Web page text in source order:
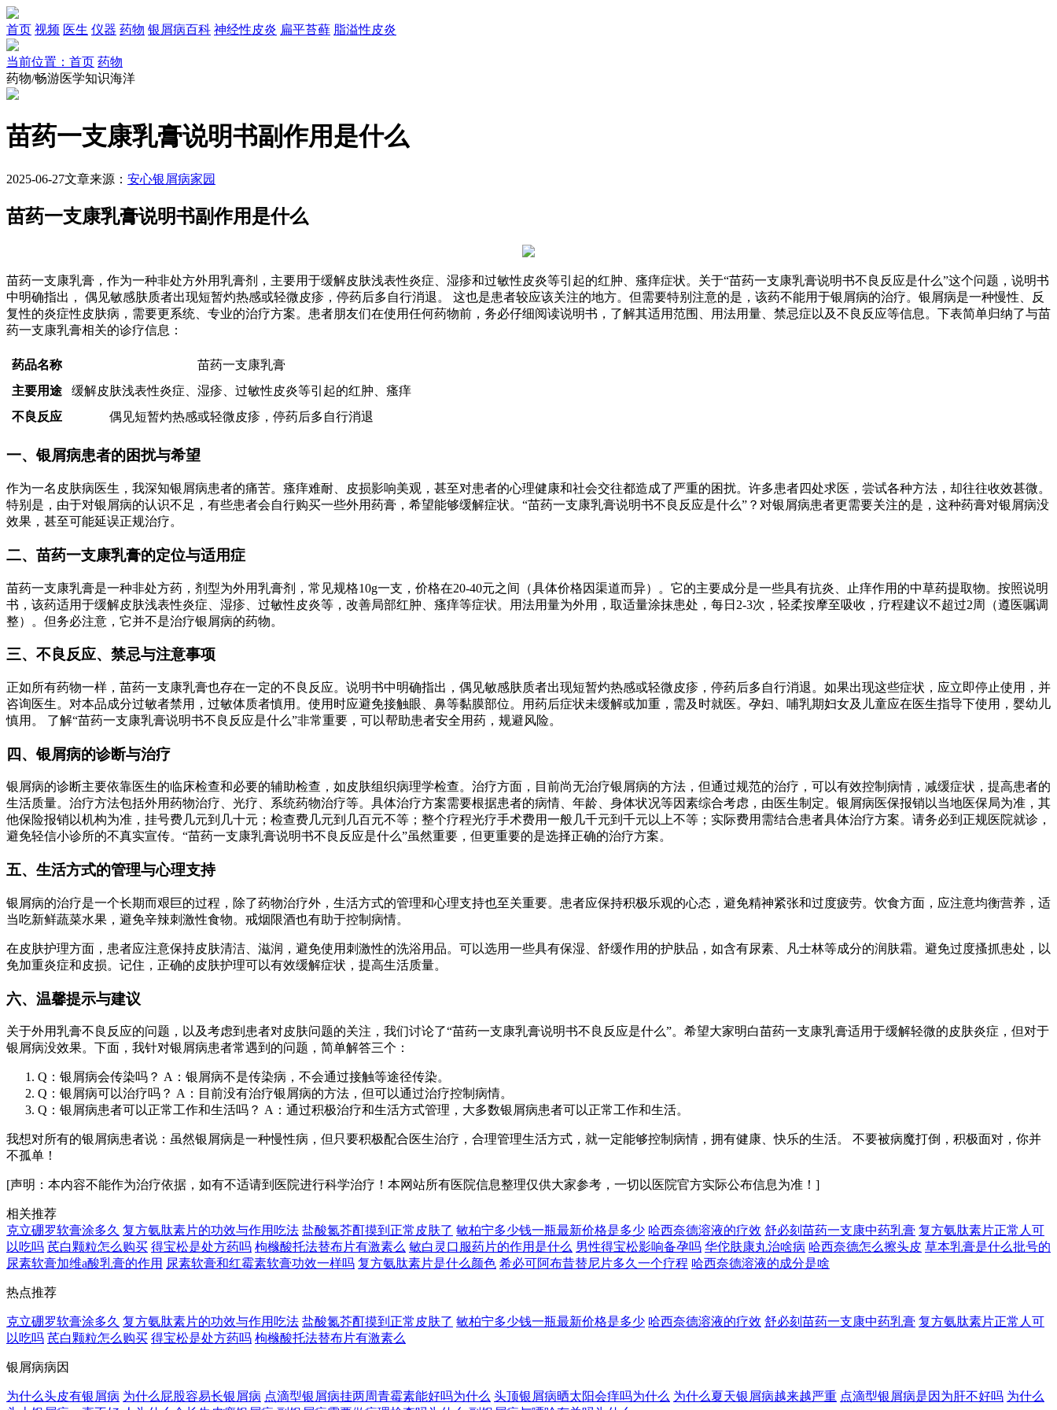
首页 视频 医生 仪器 药物 银屑病百科 神经性皮炎 扁平苔藓 脂溢性皮炎
当前位置：首页 药物
药物/畅游医学知识海洋
苗药一支康乳膏说明书副作用是什么
2025-06-27文章来源： 安心银屑病家园
苗药一支康乳膏说明书副作用是什么
苗药一支康乳膏，作为一种非处方外用乳膏剂，主要用于缓解皮肤浅表性炎症、湿疹和过敏性皮炎等引起的红肿、瘙痒症状。关于“苗药一支康乳膏说明书不良反应是什么”这个问题，说明书
中明确指出， 偶见敏感肤质者出现短暂灼热感或轻微皮疹，停药后多自行消退。 这也是患者较应该关注的地方。但需要特别注意的是，该药不能用于银屑病的治疗。银屑病是一种慢性、反
复性的炎症性皮肤病，需要更系统、专业的治疗方案。患者朋友们在使用任何药物前，务必仔细阅读说明书，了解其适用范围、用法用量、禁忌症以及不良反应等信息。下表简单归纳了与苗
药一支康乳膏相关的诊疗信息：
药品名称
苗药一支康乳膏
主要用途
缓解皮肤浅表性炎症、湿疹、过敏性皮炎等引起的红肿、瘙痒
不良反应
偶见短暂灼热感或轻微皮疹，停药后多自行消退
一、银屑病患者的困扰与希望
作为一名皮肤病医生，我深知银屑病患者的痛苦。瘙痒难耐、皮损影响美观，甚至对患者的心理健康和社会交往都造成了严重的困扰。许多患者四处求医，尝试各种方法，却往往收效甚微。
特别是，由于对银屑病的认识不足，有些患者会自行购买一些外用药膏，希望能够缓解症状。“苗药一支康乳膏说明书不良反应是什么”？对银屑病患者更需要关注的是，这种药膏对银屑病没
效果，甚至可能延误正规治疗。
二、苗药一支康乳膏的定位与适用症
苗药一支康乳膏是一种非处方药，剂型为外用乳膏剂，常见规格10g一支，价格在20-40元之间（具体价格因渠道而异）。它的主要成分是一些具有抗炎、止痒作用的中草药提取物。按照说明
书，该药适用于缓解皮肤浅表性炎症、湿疹、过敏性皮炎等，改善局部红肿、瘙痒等症状。用法用量为外用，取适量涂抹患处，每日2-3次，轻柔按摩至吸收，疗程建议不超过2周（遵医嘱调
整）。但务必注意，它并不是治疗银屑病的药物。
三、不良反应、禁忌与注意事项
正如所有药物一样，苗药一支康乳膏也存在一定的不良反应。说明书中明确指出，偶见敏感肤质者出现短暂灼热感或轻微皮疹，停药后多自行消退。如果出现这些症状，应立即停止使用，并
咨询医生。对本品成分过敏者禁用，过敏体质者慎用。使用时应避免接触眼、鼻等黏膜部位。用药后症状未缓解或加重，需及时就医。孕妇、哺乳期妇女及儿童应在医生指导下使用，婴幼儿
慎用。 了解“苗药一支康乳膏说明书不良反应是什么”非常重要，可以帮助患者安全用药，规避风险。
四、银屑病的诊断与治疗
银屑病的诊断主要依靠医生的临床检查和必要的辅助检查，如皮肤组织病理学检查。治疗方面，目前尚无治疗银屑病的方法，但通过规范的治疗，可以有效控制病情，减缓症状，提高患者的
生活质量。治疗方法包括外用药物治疗、光疗、系统药物治疗等。具体治疗方案需要根据患者的病情、年龄、身体状况等因素综合考虑，由医生制定。银屑病医保报销以当地医保局为准，其
他保险报销以机构为准，挂号费几元到几十元；检查费几元到几百元不等；整个疗程光疗手术费用一般几千元到千元以上不等；实际费用需结合患者具体治疗方案。请务必到正规医院就诊，
避免轻信小诊所的不真实宣传。“苗药一支康乳膏说明书不良反应是什么”虽然重要，但更重要的是选择正确的治疗方案。
五、生活方式的管理与心理支持
银屑病的治疗是一个长期而艰巨的过程，除了药物治疗外，生活方式的管理和心理支持也至关重要。患者应保持积极乐观的心态，避免精神紧张和过度疲劳。饮食方面，应注意均衡营养，适
当吃新鲜蔬菜水果，避免辛辣刺激性食物。戒烟限酒也有助于控制病情。
在皮肤护理方面，患者应注意保持皮肤清洁、滋润，避免使用刺激性的洗浴用品。可以选用一些具有保湿、舒缓作用的护肤品，如含有尿素、凡士林等成分的润肤霜。避免过度搔抓患处，以
免加重炎症和皮损。记住，正确的皮肤护理可以有效缓解症状，提高生活质量。
六、温馨提示与建议
关于外用乳膏不良反应的问题，以及考虑到患者对皮肤问题的关注，我们讨论了“苗药一支康乳膏说明书不良反应是什么”。希望大家明白苗药一支康乳膏适用于缓解轻微的皮肤炎症，但对于
银屑病没效果。下面，我针对银屑病患者常遇到的问题，简单解答三个：
Q：银屑病会传染吗？ A：银屑病不是传染病，不会通过接触等途径传染。
Q：银屑病可以治疗吗？ A：目前没有治疗银屑病的方法，但可以通过治疗控制病情。
Q：银屑病患者可以正常工作和生活吗？ A：通过积极治疗和生活方式管理，大多数银屑病患者可以正常工作和生活。
我想对所有的银屑病患者说：虽然银屑病是一种慢性病，但只要积极配合医生治疗，合理管理生活方式，就一定能够控制病情，拥有健康、快乐的生活。 不要被病魔打倒，积极面对，你并
不孤单！
[声明：本内容不能作为治疗依据，如有不适请到医院进行科学治疗！本网站所有医院信息整理仅供大家参考，一切以医院官方实际公布信息为准！]
相关推荐
克立硼罗软膏涂多久 复方氨肽素片的功效与作用吃法 盐酸氮芥酊摸到正常皮肤了 敏柏宁多少钱一瓶最新价格是多少 哈西奈德溶液的疗效 舒必刻苗药一支康中药乳膏 复方氨肽素片正常人可
以吃吗 芪白颗粒怎么购买 得宝松是处方药吗 枸橼酸托法替布片有激素么 敏白灵口服药片的作用是什么 男性得宝松影响备孕吗 华佗肤康丸治啥病 哈西奈德怎么擦头皮 草本乳膏是什么批号的
尿素软膏加维a酸乳膏的作用 尿素软膏和红霉素软膏功效一样吗 复方氨肽素片是什么颜色 希必可阿布昔替尼片多久一个疗程 哈西奈德溶液的成分是啥
热点推荐
克立硼罗软膏涂多久 复方氨肽素片的功效与作用吃法 盐酸氮芥酊摸到正常皮肤了 敏柏宁多少钱一瓶最新价格是多少 哈西奈德溶液的疗效 舒必刻苗药一支康中药乳膏 复方氨肽素片正常人可
以吃吗 芪白颗粒怎么购买 得宝松是处方药吗 枸橼酸托法替布片有激素么
银屑病病因
为什么头皮有银屑病 为什么屁股容易长银屑病 点滴型银屑病挂两周青霉素能好吗为什么 头顶银屑病晒太阳会痒吗为什么 为什么夏天银屑病越来越严重 点滴型银屑病是因为肝不好吗 为什么